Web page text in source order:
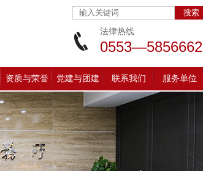
法律热线
0553—5856662
资质与荣誉 党建与团建 联系我们 服务单位